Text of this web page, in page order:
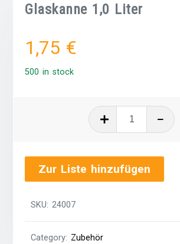
Glaskanne 1,0 Liter
1,75 €
500 in stock
Glaskanne
quantity
Zur Liste hinzufügen
SKU:24007
Category: Zubehör